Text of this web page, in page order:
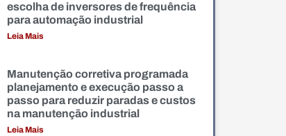
escolha de inversores de frequência
para automação industrial
Leia Mais
Manutenção corretiva programada
planejamento e execução passo a
passo para reduzir paradas e custos
na manutenção industrial
Leia Mais